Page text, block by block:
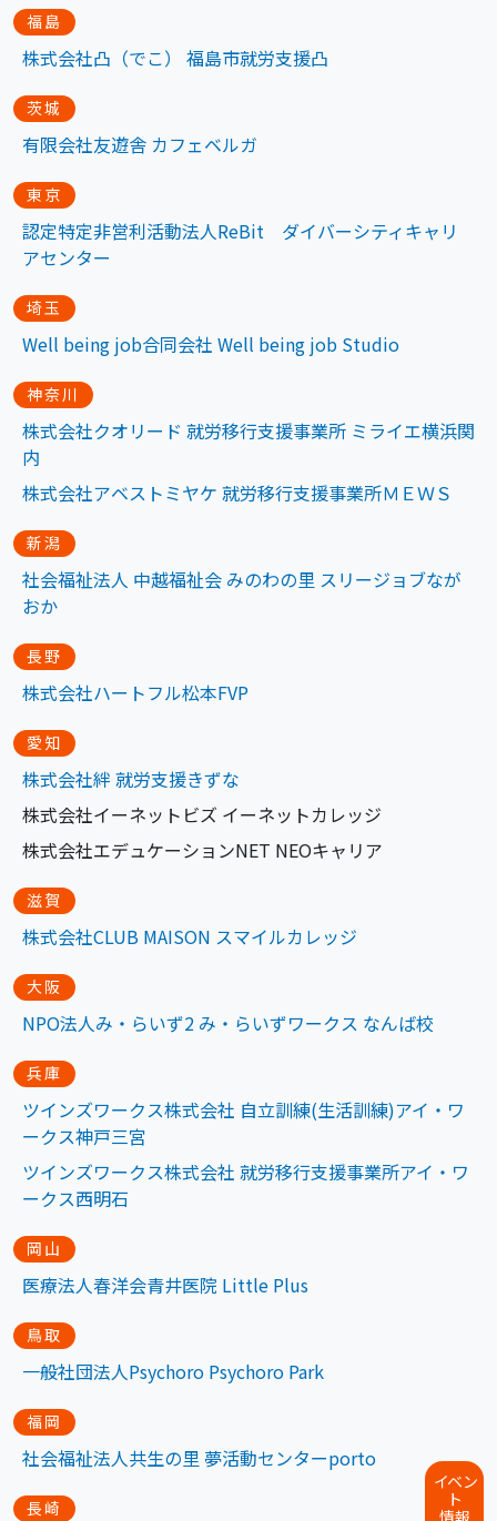
イベン
ト
情報
福島
株式会社凸（でこ） 福島市就労支援凸
茨城
有限会社友遊舎 カフェベルガ
東京
認定特定非営利活動法人ReBit ダイバーシティキャリ
アセンター
埼玉
Well being job合同会社 Well being job Studio
神奈川
株式会社クオリード 就労移行支援事業所 ミライエ横浜関
内
株式会社アベストミヤケ 就労移行支援事業所ＭＥＷＳ
新潟
社会福祉法人 中越福祉会 みのわの里 スリージョブなが
おか
長野
株式会社ハートフル松本FVP
愛知
株式会社絆 就労支援きずな
株式会社イーネットビズ イーネットカレッジ
株式会社エデュケーションNET NEOキャリア
滋賀
株式会社CLUB MAISON スマイルカレッジ
大阪
NPO法人み・らいず2 み・らいずワークス なんば校
兵庫
ツインズワークス株式会社 自立訓練(生活訓練)アイ・ワ
ークス神戸三宮
ツインズワークス株式会社 就労移行支援事業所アイ・ワ
ークス西明石
岡山
医療法人春洋会青井医院 Little Plus
鳥取
一般社団法人Psychoro Psychoro Park
福岡
社会福祉法人共生の里 夢活動センターporto
長崎